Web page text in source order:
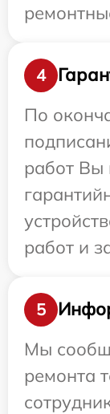
4
По
работ Вы
работ и
5
Мы
ремонта